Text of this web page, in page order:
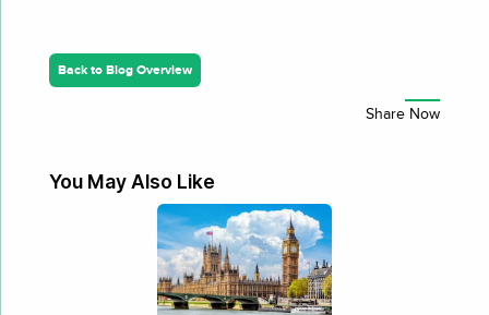
Back to Blog Overview
You May Also Like